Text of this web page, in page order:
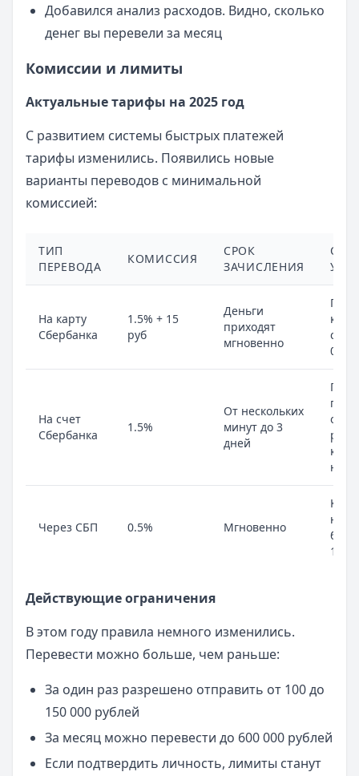
Добавился анализ расходов. Видно, сколько
денег вы перевели за месяц
Комиссии и лимиты
Актуальные тарифы на 2025 год
С развитием системы быстрых платежей
тарифы изменились. Появились новые
варианты переводов с минимальной
комиссией:
ТИП
ПЕРЕВОДА
КОМИССИЯ
СРОК
ЗАЧИСЛЕНИЯ
На карту
Сбербанка
1.5% + 15
руб
Деньги
приходят
мгновенно
0.5%
На счет
Сбербанка
1.5%
От нескольких
минут до 3
дней
При
от
руб
нет
Через СБП 0.5% Мгновенно
не
1500
Действующие ограничения
В этом году правила немного изменились.
Перевести можно больше, чем раньше:
За один раз разрешено отправить от 100 до
150 000 рублей
За месяц можно перевести до 600 000 рублей
Если подтвердить личность, лимиты станут